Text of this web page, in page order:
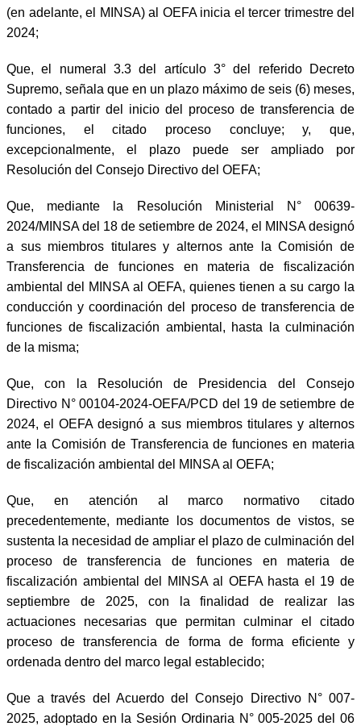
(en adelante, el MINSA) al OEFA inicia el tercer trimestre del
2024;
Que, el numeral 3.3 del artículo 3° del referido Decreto
Supremo, señala que en un plazo máximo de seis (6) meses,
contado a partir del inicio del proceso de transferencia de
funciones, el citado proceso concluye; y, que,
excepcionalmente, el plazo puede ser ampliado por
Resolución del Consejo Directivo del OEFA;
Que, mediante la Resolución Ministerial N° 00639-
2024/MINSA del 18 de setiembre de 2024, el MINSA designó
a sus miembros titulares y alternos ante la Comisión de
Transferencia de funciones en materia de fiscalización
ambiental del MINSA al OEFA, quienes tienen a su cargo la
conducción y coordinación del proceso de transferencia de
funciones de fiscalización ambiental, hasta la culminación
de la misma;
Que, con la Resolución de Presidencia del Consejo
Directivo N° 00104-2024-OEFA/PCD del 19 de setiembre de
2024, el OEFA designó a sus miembros titulares y alternos
ante la Comisión de Transferencia de funciones en materia
de fiscalización ambiental del MINSA al OEFA;
Que, en atención al marco normativo citado
precedentemente, mediante los documentos de vistos, se
sustenta la necesidad de ampliar el plazo de culminación del
proceso de transferencia de funciones en materia de
fiscalización ambiental del MINSA al OEFA hasta el 19 de
septiembre de 2025, con la finalidad de realizar las
actuaciones necesarias que permitan culminar el citado
proceso de transferencia de forma de forma eficiente y
ordenada dentro del marco legal establecido;
Que a través del Acuerdo del Consejo Directivo N° 007-
2025, adoptado en la Sesión Ordinaria N° 005-2025 del 06